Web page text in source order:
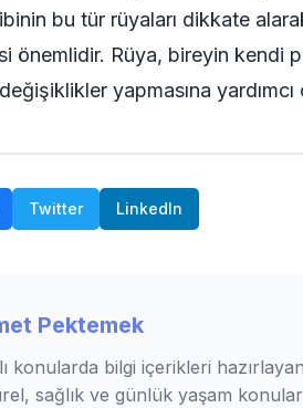
bu tür rüyaları dikkate
önemlidir. Rüya, bireyin kendi
yapmasına yardımcı
Twitter LinkedIn
Pektemek
konularda bilgi içerikleri
sağlık ve günlük yaşam